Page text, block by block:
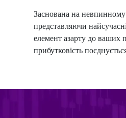
Заснована на
представляючи
елемент азарту до
прибутковість